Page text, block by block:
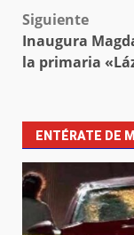
Siguiente
Inaugura
la primaria
ENTÉRATE DE